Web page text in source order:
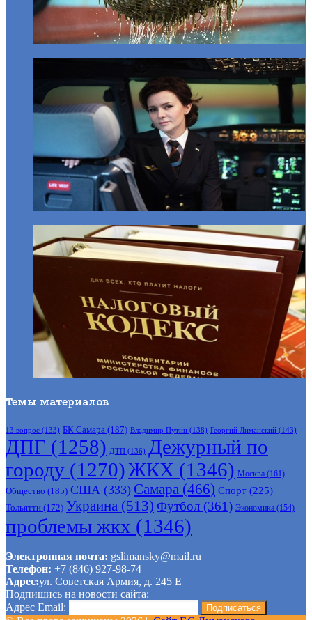
Темы материалов
13 вопрос (133) БК Самара (187) Владимир Путин (138) Георгий Лиманский (143)
ДПГ (1258) ДТП (136) Дежурный по
городу (1270)ЖКХ (1346) Москва (161)
Общество (185) США (333) Самара (466) Спорт (225)
Тольятти (172) Украина (513) Футбол (361) Экономика (154)
проблемы жкх (1346)
Электронная почта: gslimansky@mail.ru
Телефон: +7 (846) 927-98-74
Адрес:ул. Советская Армия, д. 245 Е
Подпишись на новости сайта:
Адрес Email: